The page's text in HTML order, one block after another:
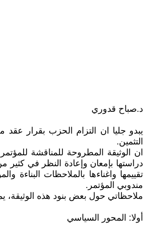
د.صباح قدوري
التثمين.
دراستها بإمعان وإعادة النظر في كثير
تقييمها واغناءها بالملاحظات
مندوبي المؤتمر.
ملاحظاتي حول بعض بنود هذه الوثيقة،
أولا: المحور السياسي